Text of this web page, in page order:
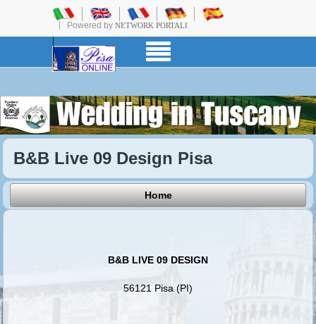
Powered by NETWORK PORTALI
B&B Live 09 Design Pisa
Home
B&B LIVE 09 DESIGN
56121 Pisa (PI)